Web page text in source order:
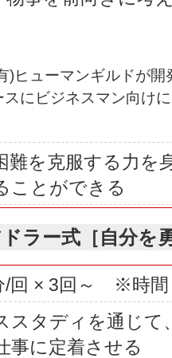
)ヒューマンギルドが開
にビジネスマン向け
難を克服する力を
ことができる
ドラー式［自分を
/回 × 3回～ ※時間
スタディを通じて
事に定着させる